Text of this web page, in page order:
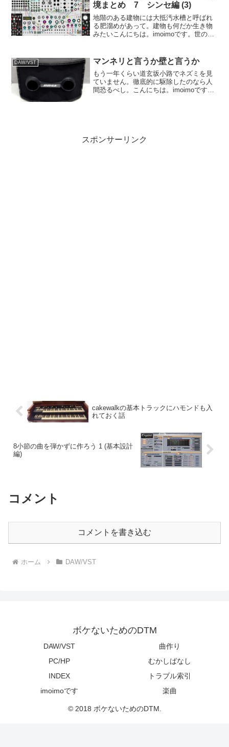
境まとめ 7 シンセ編 (3)
地階のある建物には大抵汚水槽と呼ばれ
る肥溜めがあって。建物も何だか生き物
みたいこんにちは。imoimoです。世の中
のものが多すぎて回り道も屡々なくら
い。そんなわけなので...
DAW/VST マンネリと言うか壁と言うか
もう一年くらい道玄坂小路でネズミを見
ていません。徹底的に駆除したのなら人
間恐るべし。こんにちは。imoimoです。
スポンサーリンク
cakewalkの基本トラックにハモンドも入
れておく話
8小節の曲を弾かずに作ろう 1 (基本設計
編)
コメント
コメントを書き込む
ホーム DAW/VST
ボケないためのDTM
DAW/VST
曲作り
PC/HP
むかしばなし
INDEX
トラブル索引
imoimoです
楽曲
© 2018 ボケないためのDTM.